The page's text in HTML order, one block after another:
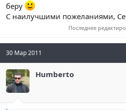
беру
С наилучшими пожеланиями,
Последнее
30 Мар 2011
Humberto